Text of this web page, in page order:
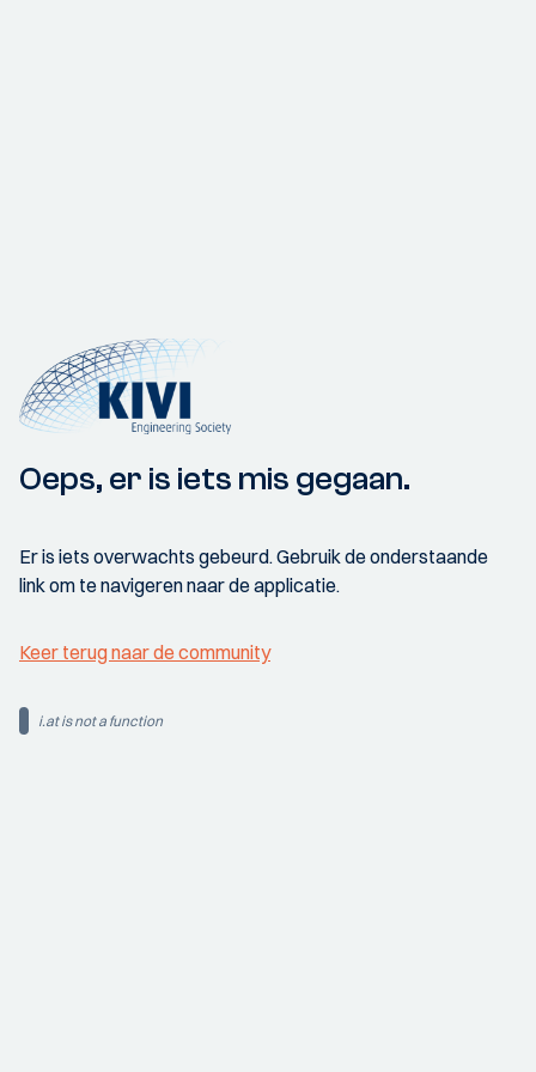
Oeps, er is iets mis gegaan.
Er is iets overwachts gebeurd. Gebruik de onderstaande
link om te navigeren naar de applicatie.
Keer terug naar de community
i.at is not a function